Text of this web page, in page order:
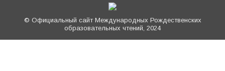
© Официальный сайт Международных Рождественских
образовательных чтений, 2024